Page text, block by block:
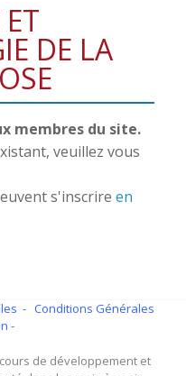
DE LA
membres du site.
veuillez vous
s'inscrire en
- Conditions Générales
-
de développement et